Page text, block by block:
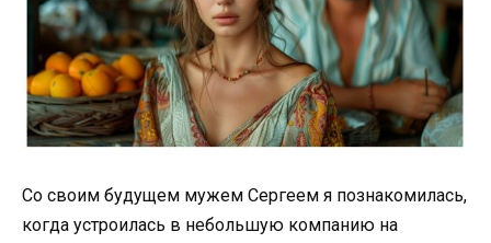
Со своим будущем мужем Сергеем я познакомилась,
когда устроилась в небольшую компанию на